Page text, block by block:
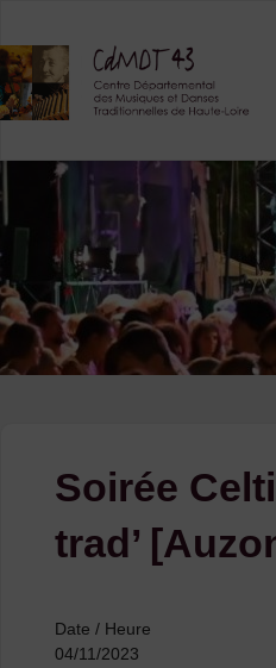
content
Soirée
trad’
Date / Heure
04/11/2023